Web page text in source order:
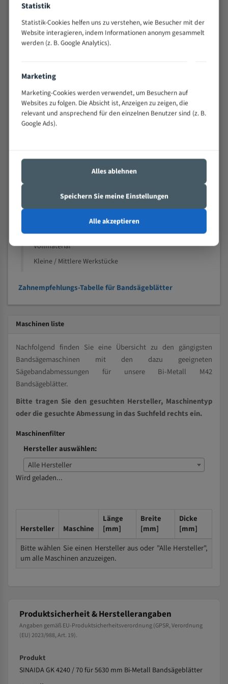
Widerstandsfähig gegen Zahnbruch auch bei
schwierigen Werkstücken (Materialmischung,
wechselnde Verbindungslängen)
Sehr geringe Vibration
Technische Beschreibung:
Positiver Spanwinkel
Bandkörper aus hochlegiertem Federstahl
Speziell entwickelt für Profile / Rohre
Kleine und mittlere Profile / Kleine Durchmesser
Vollmaterial
Kleine / Mittlere Werkstücke
Zahnempfehlungs-Tabelle für Bandsägeblätter
Maschinen liste
Nachfolgend finden Sie eine Übersicht zu den gängigsten
Bandsägemaschinen mit den dazu geeigneten
Sägebandabmessungen für unsere Bi-Metall M42
Bandsägeblätter.
Bitte tragen Sie den gesuchten Hersteller, Maschinentyp
oder die gesuchte Abmessung in das Suchfeld rechts ein.
Maschinenfilter
Hersteller auswählen:
Alle Hersteller
Wird geladen...
Hersteller Maschine
Länge
[mm]
Breite
[mm]
Dicke
[mm]
Bitte wählen Sie einen Hersteller aus oder "Alle Hersteller",
um alle Maschinen anzuzeigen.
Produktsicherheit & Herstellerangaben
Angaben gemäß EU-Produktsicherheitsverordnung (GPSR, Verordnung
(EU) 2023/988, Art. 19).
Produkt
SINAIDA GK 4240 / 70 für 5630 mm Bi-Metall Bandsägeblätter
Statistik
Statistik-Cookies helfen uns zu verstehen, wie Besucher mit der
Website interagieren, indem Informationen anonym gesammelt
werden (z. B. Google Analytics).
Marketing
Marketing-Cookies werden verwendet, um Besuchern auf
Websites zu folgen. Die Absicht ist, Anzeigen zu zeigen, die
relevant und ansprechend für den einzelnen Benutzer sind (z. B.
Google Ads).
Alles ablehnen
Speichern Sie meine Einstellungen
Alle akzeptieren